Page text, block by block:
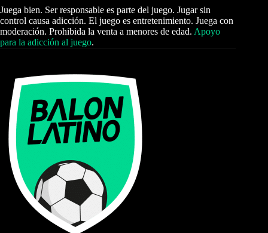
Juega bien. Ser responsable es parte del juego. Jugar sin
control causa adicción. El juego es entretenimiento. Juega con
moderación. Prohibida la venta a menores de edad. Apoyo
para la adicción al juego.